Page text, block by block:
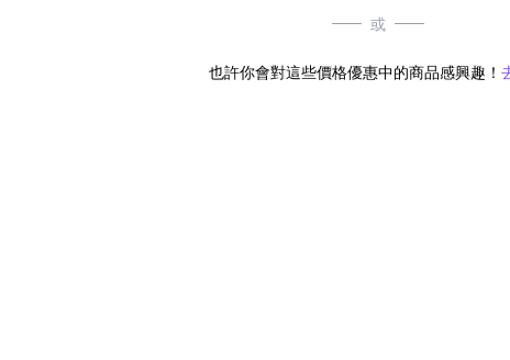
或
也許你會對這些價格優惠中的商品感興趣！